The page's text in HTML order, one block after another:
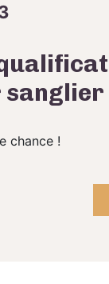
chance !